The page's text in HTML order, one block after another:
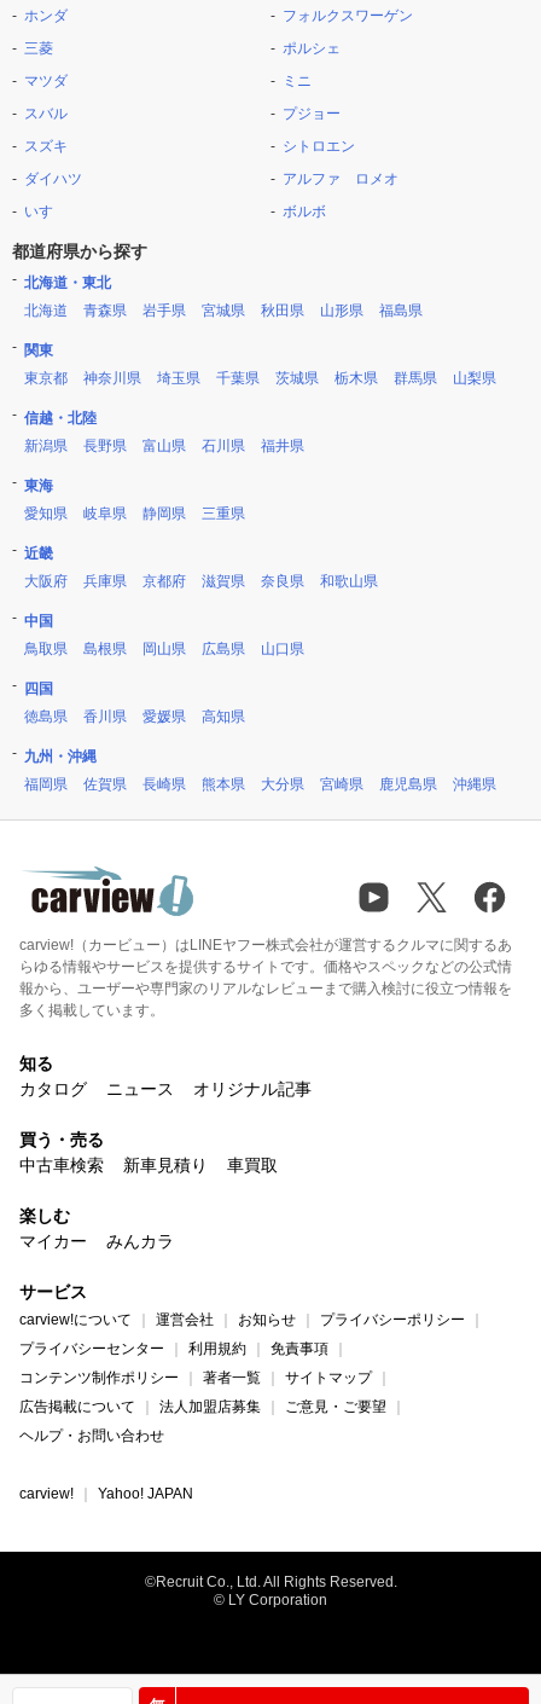
ホンダ
三菱
マツダ
スバル
スズキ
ダイハツ
いすゞ
フォルクスワーゲン
ポルシェ
ミニ
プジョー
シトロエン
アルファ ロメオ
ボルボ
都道府県から探す
北海道・東北
北海道
青森県 岩手県 宮城県 秋田県 山形県 福島県
関東
東京都
神奈川県 埼玉県 千葉県 茨城県 栃木県 群馬県 山梨県
信越・北陸
新潟県
長野県 富山県 石川県 福井県
東海
愛知県
岐阜県 静岡県 三重県
近畿
大阪府
兵庫県 京都府 滋賀県 奈良県 和歌山県
中国
鳥取県
島根県 岡山県 広島県 山口県
四国
徳島県
香川県 愛媛県 高知県
九州・沖縄
福岡県
佐賀県 長崎県 熊本県 大分県 宮崎県 鹿児島県 沖縄県
carview!（カービュー）はLINEヤフー株式会社が運営するクルマに関するあ
らゆる情報やサービスを提供するサイトです。価格やスペックなどの公式情
報から、ユーザーや専門家のリアルなレビューまで購入検討に役立つ情報を
多く掲載しています。
知る
カタログ
ニュース オリジナル記事
買う・売る
中古車検索
新車見積り 車買取
楽しむ
マイカー
みんカラ
サービス
carview!について 運営会社 お知らせ
プライバシーポリシー
プライバシーセンター
利用規約
免責事項
コンテンツ制作ポリシー
著者一覧
サイトマップ
広告掲載について
法人加盟店募集
ご意見・ご要望
ヘルプ・お問い合わせ
carview! Yahoo! JAPAN
©Recruit Co., Ltd. All Rights Reserved.
© LY Corporation